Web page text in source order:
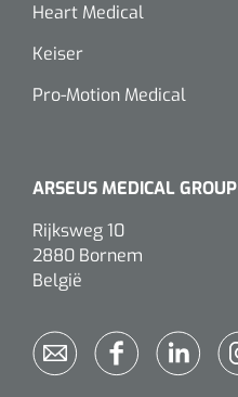
Heart Medical
Keiser
Pro-Motion Medical
ARSEUS MEDICAL GROUP
Rijksweg 10
2880 Bornem
België